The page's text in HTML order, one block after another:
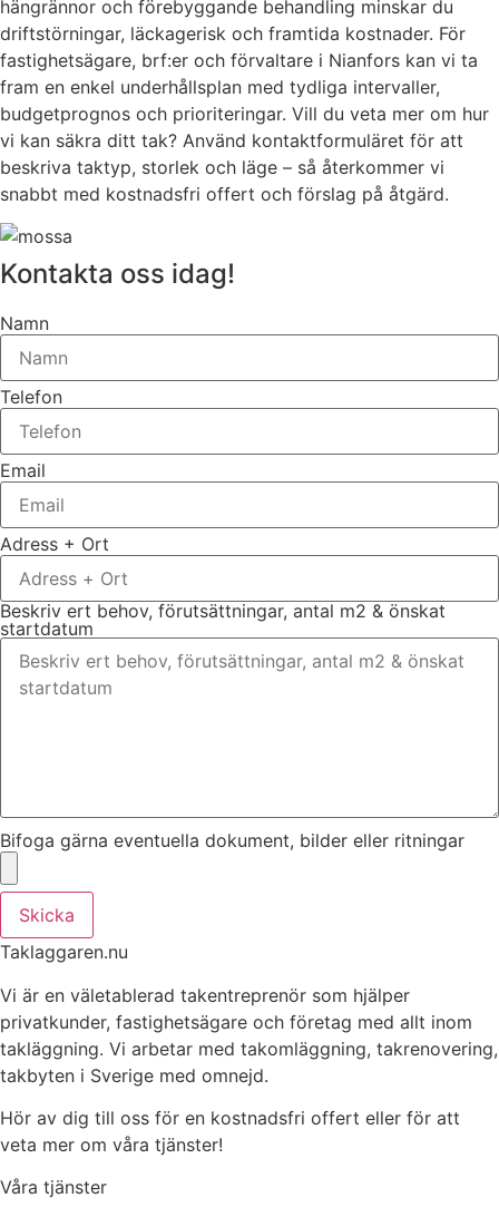
hängrännor och förebyggande behandling minskar du
driftstörningar, läckagerisk och framtida kostnader. För
fastighetsägare, brf:er och förvaltare i Nianfors kan vi ta
fram en enkel underhållsplan med tydliga intervaller,
budgetprognos och prioriteringar. Vill du veta mer om hur
vi kan säkra ditt tak? Använd kontaktformuläret för att
beskriva taktyp, storlek och läge – så återkommer vi
snabbt med kostnadsfri offert och förslag på åtgärd.
Kontakta oss idag!
Namn
Telefon
Email
Adress + Ort
Beskriv ert behov, förutsättningar, antal m2 & önskat
startdatum
Bifoga gärna eventuella dokument, bilder eller ritningar
Skicka
Taklaggaren.nu
Vi är en väletablerad takentreprenör som hjälper
privatkunder, fastighetsägare och företag med allt inom
takläggning. Vi arbetar med takomläggning, takrenovering,
takbyten i Sverige med omnejd.
Hör av dig till oss för en kostnadsfri offert eller för att
veta mer om våra tjänster!
Våra tjänster